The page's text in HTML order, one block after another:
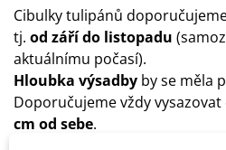
Cibulky tulipánů
tj. od září do listopadu
aktuálnímu počasí).
Hloubka výsadby by se měla
Doporučujeme vždy
cm od sebe.